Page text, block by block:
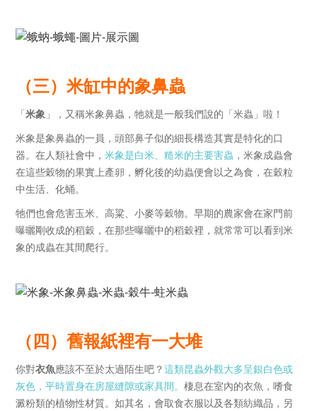
（三）米缸中的象鼻蟲
「米象 」，又稱米象鼻蟲，牠就是一般我們說的「米蟲」啦！
米象是象鼻蟲的一員，頭部鼻子似的細長構造其實是特化的口
器。在人類社會中， 米象是白米、糙米的主要害蟲 ，米象成蟲會
在這些穀物的果實上產卵，孵化後的幼蟲便會以之為食，在穀粒
中生活、化蛹。
牠們也會危害玉米、高粱、小麥等穀物。早期的農家會在家門前
曝曬剛收成的稻穀，在那些曝曬中的稻穀裡，就常常可以看到米
象的成蟲在其間爬行。
（四）舊報紙裡有一大堆
你對衣魚應該不至於太過陌生吧？ 這類昆蟲外觀大多呈銀白色或
灰色，平時置身在房屋縫隙或家具間。 棲息在室內的衣魚，嗜食
澱粉類的植物性材質。如其名，會取食衣服以及各類紡織品，另